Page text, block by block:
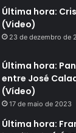
Última hora:
(Video)
23 de dezembro de
Última hora:
entre José
(Vídeo)
17 de maio de 2023
Última hora: